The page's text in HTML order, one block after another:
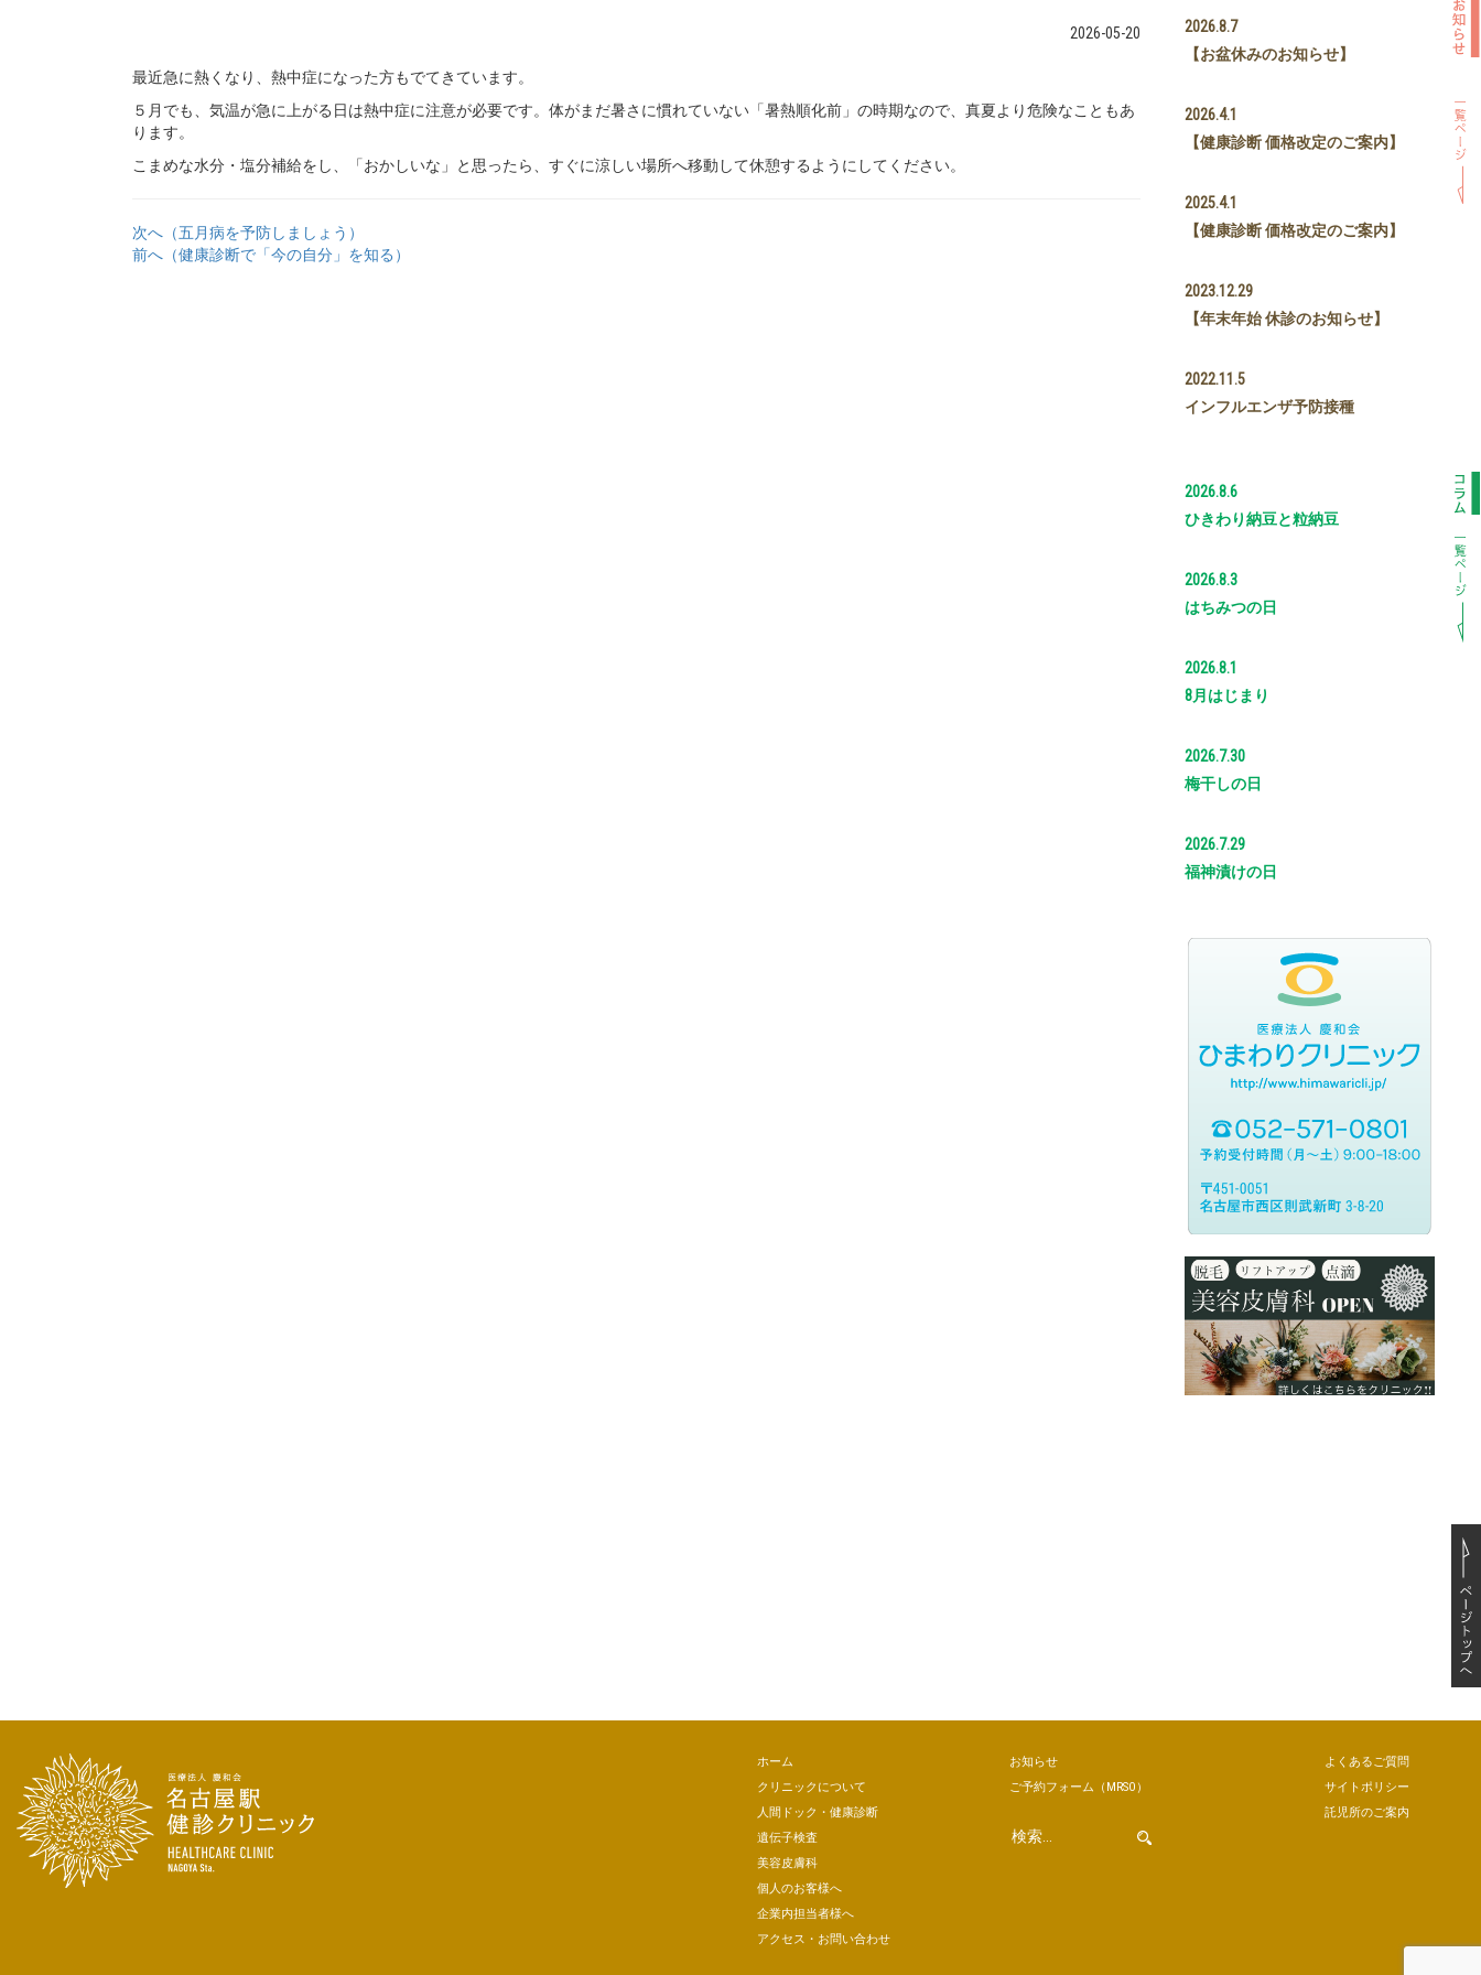
2026-05-20
最近急に熱くなり、熱中症になった方もでてきています。
５月でも、気温が急に上がる日は熱中症に注意が必要です。体がまだ暑さに慣れていない「暑熱順化前」の時期なので、真夏より危険なこともあ
ります。
こまめな水分・塩分補給をし、「おかしいな」と思ったら、すぐに涼しい場所へ移動して休憩するようにしてください。
次へ（五月病を予防しましょう）
前へ（健康診断で「今の自分」を知る）
2026.8.7
【お盆休みのお知らせ】
2026.4.1
【健康診断 価格改定のご案内】
2025.4.1
【健康診断 価格改定のご案内】
2023.12.29
【年末年始 休診のお知らせ】
2022.11.5
インフルエンザ予防接種
2026.8.6
ひきわり納豆と粒納豆
2026.8.3
はちみつの日
2026.8.1
8月はじまり
2026.7.30
梅干しの日
2026.7.29
福神漬けの日
ホーム
クリニックについて
人間ドック・健康診断
遺伝子検査
美容皮膚科
個人のお客様へ
企業内担当者様へ
アクセス・お問い合わせ
お知らせ
ご予約フォーム （MRSO）
よくあるご質問
サイトポリシー
託児所のご案内